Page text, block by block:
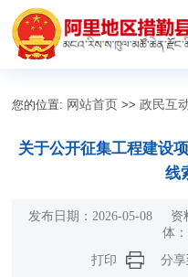
您的位置: 网站首页 >>政民互
关于公开征集工程建设
线
发布日期：2026-05-08
体：
打印
分享